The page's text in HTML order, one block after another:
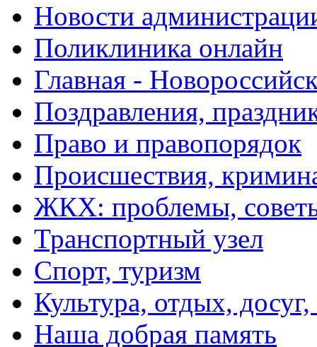
Новости
Поликлиника онлайн
Главная -
Поздравления,
Право и правопорядок
Происшествия,
ЖКХ: проблемы,
Транспортный узел
Спорт, туризм
Культура, отдых,
Наша добрая память